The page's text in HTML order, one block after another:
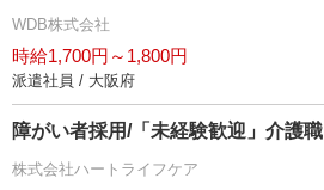
WDB株式会社
時給1,700円～1,800円
派遣社員 / 大阪府
障がい者採用/「未経験歓迎」介護職
株式会社ハートライフケア